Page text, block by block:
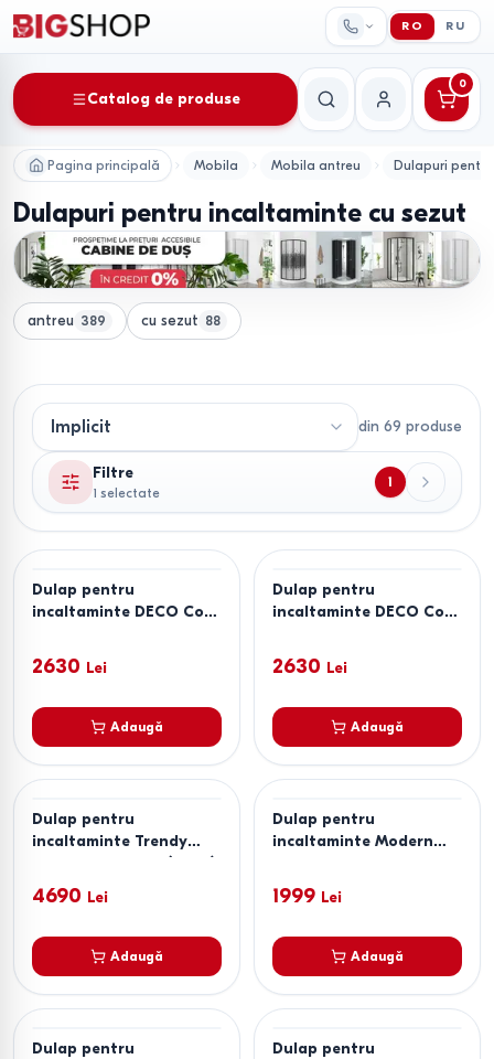
RO RU
Catalog de produse
CăutareContul meu
0
Pagina principală Mobila Mobila antreu Dulapuri
Dulapuri pentru incaltaminte cu sezut
antreu 389 cu sezut 88
din 69 produse
Filtre
1 selectate
1
Dulap pentru
incaltaminte DECO Cove
2630 Lei
Adaugă
Dulap pentru
incaltaminte DECO Cove
2630 Lei
Adaugă
Dulap pentru
incaltaminte Trendy
Dune Bench Hitit (Maro)
4690 Lei
Adaugă
Dulap pentru
incaltaminte Modern
Craft Alb/Gri Ardezie
1999 Lei
Adaugă
Dulap pentru
Dulap pentru